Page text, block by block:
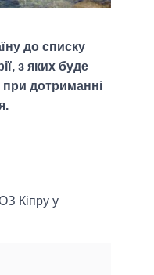
до списку
з яких буде
при дотриманні
Кіпру у